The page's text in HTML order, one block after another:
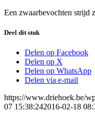
Een zwaarbevochten strijd
Deel dit stuk
Delen op Facebook
Delen op X
Delen op WhatsApp
Delen via e-mail
https://www.driehoek.be/
07 15:38:242016-02-18